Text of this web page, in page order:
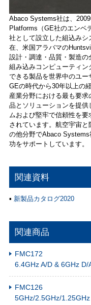
Abaco Systems社は、
Platforms（GE社のエンベ
社として設立した組込み
在、米国アラバマの
設計・調達・品質・製造
組み込みコンピューティ
できる製品を世界中のユー
GEの時代から30年以上の
産業分野における最も要
品とソリューションを提
ムおよび堅牢で信頼性を
されています。航空宇宙
の他分野でAbaco
功をサポートしています。
関連資料
▪ 新製品カタログ2020
関連商品
FMC172
6.4GHz A/D & 6GHz D/
FMC126
5GHz/2.5GHz/